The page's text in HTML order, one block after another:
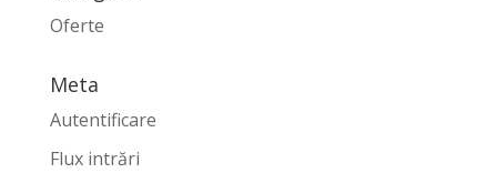
Oferte
Meta
Autentificare
Flux intrări